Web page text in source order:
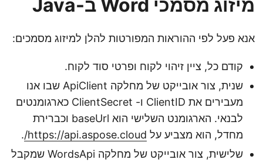
מיזוג מסמכי Word ב-Java
אנא פעל לפי ההוראות המפורטות להלן למיזוג מסמכים:
קודם כל, ציין זיהוי לקוח ופרטי סוד לקוח.
שנית, צור אובייקט של מחלקה ApiClient שבו אנו
מעבירים את ClientID ו- ClientSecret כארגומנטים
לבנאי. הארגומנט השלישי הוא baseUrl וכברירת
מחדל, הוא מצביע עלhttps://api.aspose.cloud/
.
שלישית, צור אובייקט של מחלקה WordsApi שמקבל